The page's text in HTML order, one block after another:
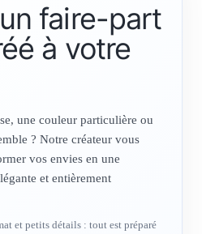
faire-part
à votre
une couleur particulière ou
? Notre créateur vous
vos envies en une
et entièrement
et petits détails : tout est préparé